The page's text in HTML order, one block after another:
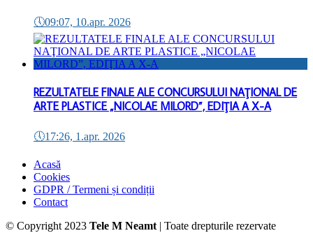
🕔09:07, 10.apr. 2026
REZULTATELE FINALE ALE CONCURSULUI NAŢIONAL DE
ARTE PLASTICE „NICOLAE MILORD”, EDIŢIA A X-A
🕔17:26, 1.apr. 2026
Acasă
Cookies
GDPR / Termeni și condiții
Contact
© Copyright 2023 Tele M Neamt | Toate drepturile rezervate